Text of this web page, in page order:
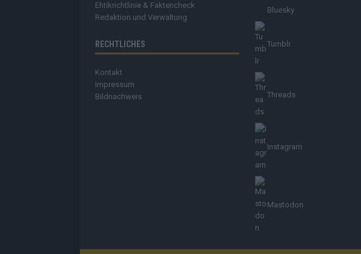
Ehtikrichtlinie & Faktencheck
Redaktion und Verwaltung
RECHTLICHES
Kontakt
Impressum
Bildnachweis
Bluesky
Tumblr
Threads
Instagram
Mastodon